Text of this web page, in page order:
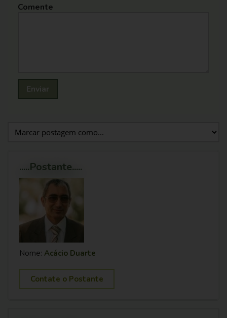
Comente
Enviar
.....Postante.....
Nome: Acácio Duarte
Contate o Postante